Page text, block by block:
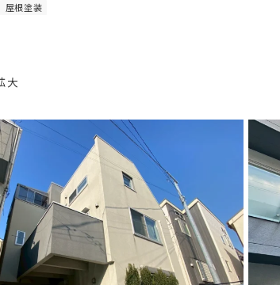
屋根塗装
大